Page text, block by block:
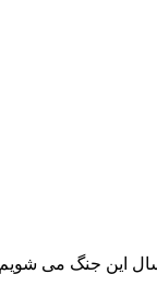
جنگ می شویم